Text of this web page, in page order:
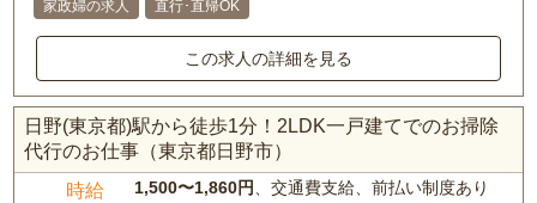
家政婦の求人
直行･直帰OK
この求人の詳細を見る
日野(東京都)駅から徒歩1分！2LDK一戸建てでのお掃除
代行のお仕事（東京都日野市）
時給 1,500〜1,860円、交通費支給、前払い制度あり